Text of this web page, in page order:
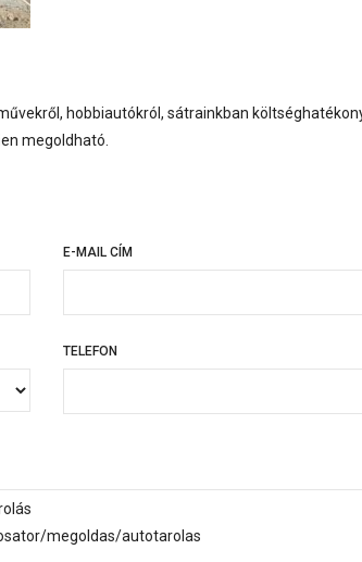
hobbiautókról, sátrainkban
megoldható.
E-MAIL CÍM
TELEFON